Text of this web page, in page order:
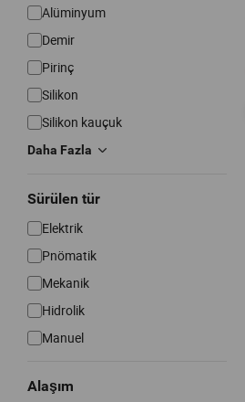
Alüminyum
Demir
Pirinç
Silikon
Silikon kauçuk
Daha Fazla
Sürülen tür
Elektrik
Pnömatik
Mekanik
Hidrolik
Manuel
Alaşım